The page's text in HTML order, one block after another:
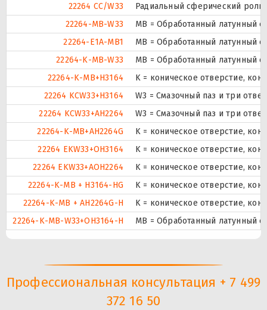
22264 CC/W33
Радиальный сферический
22264-MB-W33
MB = Обработанный латунный
22264-E1A-MB1
MB = Обработанный латунный
22264-K-MB-W33
MB = Обработанный латунный
22264-K-MB+H3164
K = коническое отверстие,
22264 KCW33+H3164
W3 = Смазочный паз и три
22264 KCW33+AH2264
W3 = Смазочный паз и три
22264-K-MB+AH2264G
K = коническое отверстие,
22264 EKW33+OH3164
K = коническое отверстие,
22264 EKW33+AOH2264
K = коническое отверстие,
22264-K-MB + H3164-HG
K = коническое отверстие,
22264-K-MB + AH2264G-H
K = коническое отверстие,
22264-K-MB-W33+OH3164-H
MB = Обработанный латунный
Профессиональная консультация + 7 499
372 16 50